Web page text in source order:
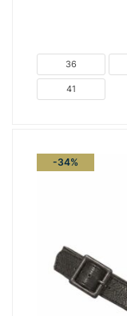
36
41
-34%